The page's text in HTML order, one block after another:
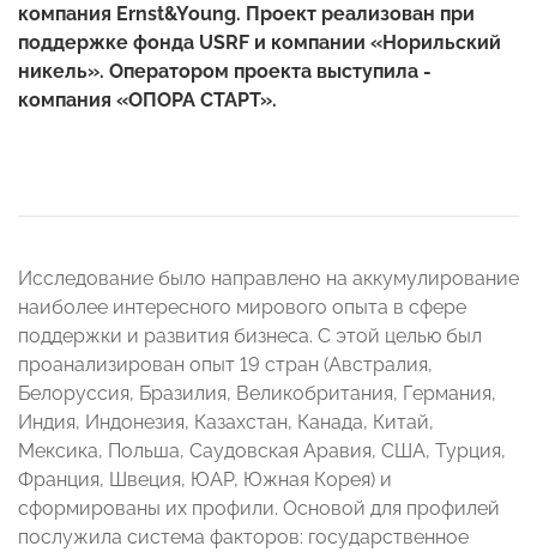
компания Ernst&Young. Проект реализован при
поддержке фонда USRF и компании «Норильский
никель». Оператором проекта выступила -
компания «ОПОРА СТАРТ».
Исследование было направлено на аккумулирование
наиболее интересного мирового опыта в сфере
поддержки и развития бизнеса. С этой целью был
проанализирован опыт 19 стран (Австралия,
Белоруссия, Бразилия, Великобритания, Германия,
Индия, Индонезия, Казахстан, Канада, Китай,
Мексика, Польша, Саудовская Аравия, США, Турция,
Франция, Швеция, ЮАР, Южная Корея) и
сформированы их профили. Основой для профилей
послужила система факторов: государственное